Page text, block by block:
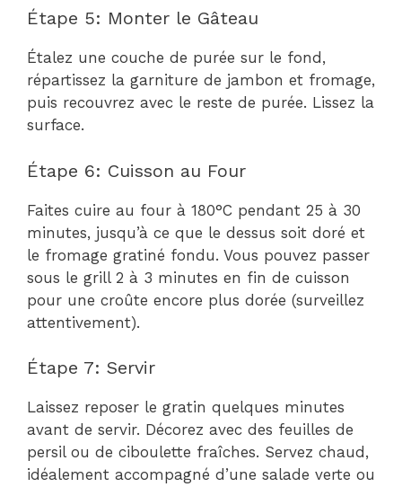
Étape 5: Monter le Gâteau
Étalez une couche de purée sur le fond,
répartissez la garniture de jambon et fromage,
puis recouvrez avec le reste de purée. Lissez la
surface.
Étape 6: Cuisson au Four
Faites cuire au four à 180°C pendant 25 à 30
minutes, jusqu’à ce que le dessus soit doré et
le fromage gratiné fondu. Vous pouvez passer
sous le grill 2 à 3 minutes en fin de cuisson
pour une croûte encore plus dorée (surveillez
attentivement).
Étape 7: Servir
Laissez reposer le gratin quelques minutes
avant de servir. Décorez avec des feuilles de
persil ou de ciboulette fraîches. Servez chaud,
idéalement accompagné d’une salade verte ou